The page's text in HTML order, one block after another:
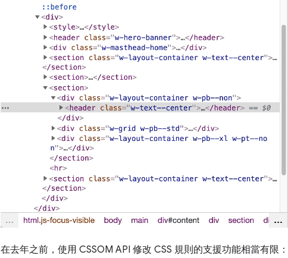
在去年之前，使用 CSSOM API 修改 CSS 規則的支援功能相當有限：